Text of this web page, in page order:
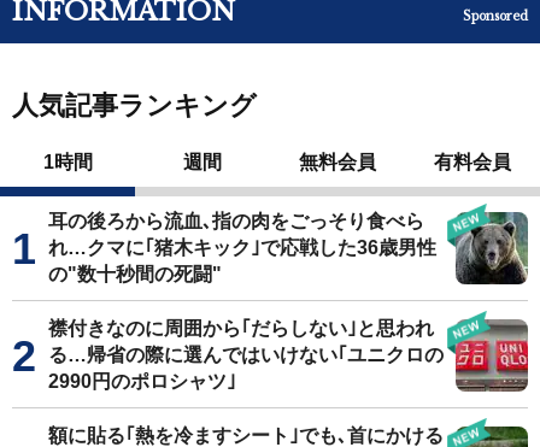
INFORMATION Sponsored
人気記事ランキング
1時間 週間 無料会員 有料会員
耳の後ろから流血､指の肉をごっそり食べら
れ…クマに｢猪木キック｣で応戦した36歳男性
の"数十秒間の死闘"
襟付きなのに周囲から｢だらしない｣と思われ
る…帰省の際に選んではいけない｢ユニクロの
2990円のポロシャツ｣
額に貼る｢熱を冷ますシート｣でも､首にかける